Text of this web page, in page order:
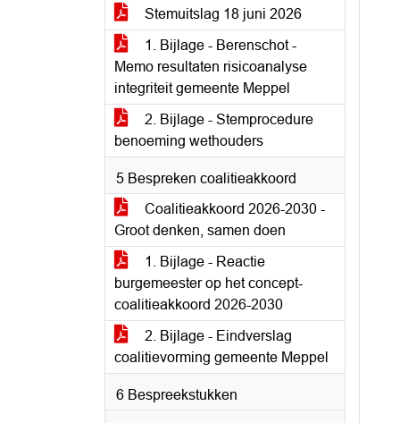
Stemuitslag 18 juni 2026
1. Bijlage - Berenschot -
Memo resultaten risicoanalyse
integriteit gemeente Meppel
2. Bijlage - Stemprocedure
benoeming wethouders
5 Bespreken coalitieakkoord
Coalitieakkoord 2026-2030 -
Groot denken, samen doen
1. Bijlage - Reactie
burgemeester op het concept-
coalitieakkoord 2026-2030
2. Bijlage - Eindverslag
coalitievorming gemeente Meppel
6 Bespreekstukken